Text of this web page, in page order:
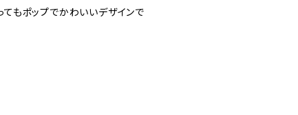
もポップでかわいいデザインで